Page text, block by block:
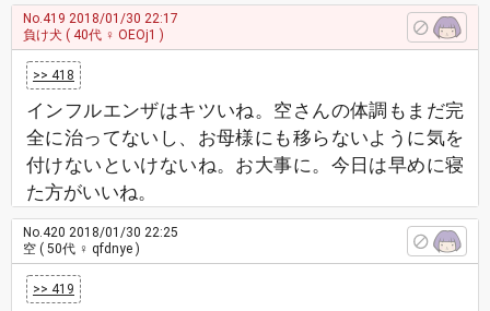
No.419 2018/01/30 22:17
負け犬 ( 40代 ♀ OEOj1 )
>> 418
インフルエンザはキツいね。空さんの体調もまだ完
全に治ってないし、お母様にも移らないように気を
付けないといけないね。お大事に。今日は早めに寝
た方がいいね。
No.420 2018/01/30 22:25
空 ( 50代 ♀ qfdnye )
>> 419